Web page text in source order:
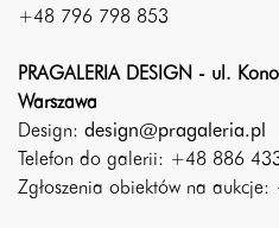
+48 796 798 853
PRAGALERIA DESIGN - ul.
Warszawa
Design: design@pragaleria.pl
Telefon do galerii: +48 886
Zgłoszenia obiektów na